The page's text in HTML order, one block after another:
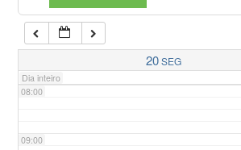
20SEG
Dia inteiro
07:00
08:00
09:00